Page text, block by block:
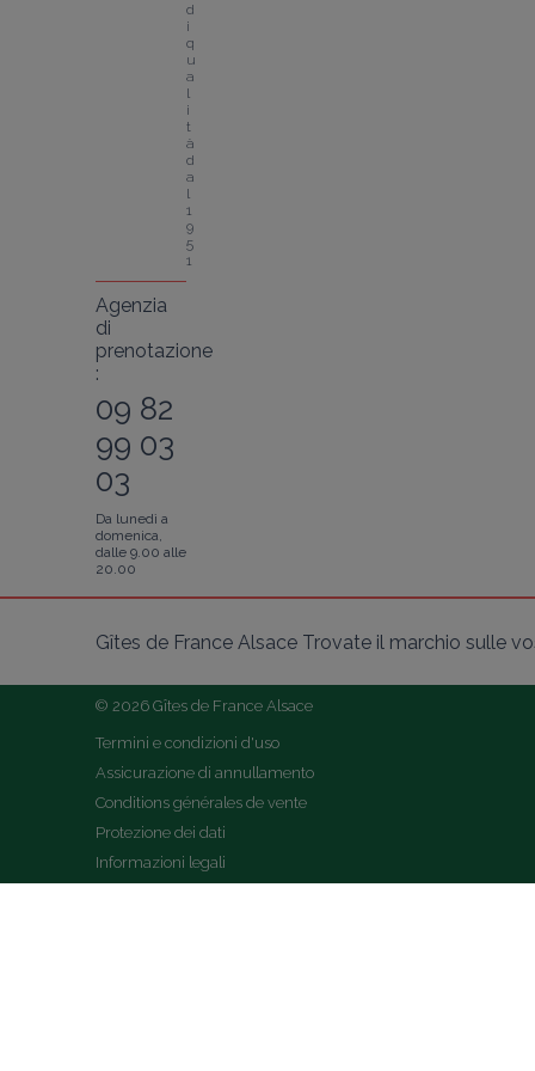
d
i
q
u
a
l
i
t
à
d
a
l
1
9
5
1
Agenzia
di
prenotazione
:
09 82
99 03
03
Da lunedì a
domenica,
dalle 9.00 alle
20.00
Gîtes de France Alsace Trovate il marchio sulle
© 2026 Gîtes de France Alsace
Termini e condizioni d'uso
Assicurazione di annullamento
Conditions générales de vente
Protezione dei dati
Informazioni legali